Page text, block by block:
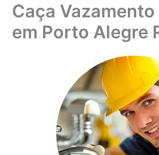
Caça Vazamento
em Porto Alegre